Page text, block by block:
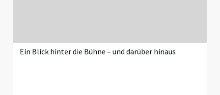
Ein Blick hinter die Bühne – und darüber hinaus